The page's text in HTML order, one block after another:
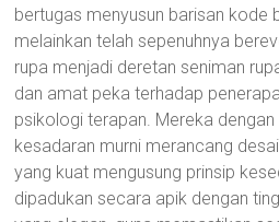
bertugas menyusun barisan kode
melainkan telah sepenuhnya
rupa menjadi deretan seniman
dan amat peka terhadap
psikologi terapan. Mereka
kesadaran murni merancang
yang kuat mengusung prinsip
dipadukan secara apik dengan